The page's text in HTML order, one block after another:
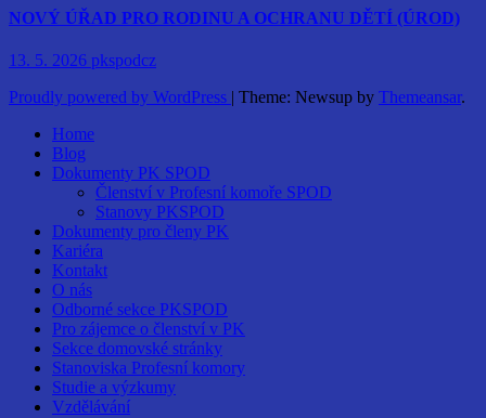
NOVÝ ÚŘAD PRO RODINU A OCHRANU DĚTÍ (ÚROD)
13. 5. 2026 pkspodcz
Proudly powered by WordPress | Theme: Newsup by Themeansar.
Home
Blog
Dokumenty PK SPOD
Členství v Profesní komoře SPOD
Stanovy PKSPOD
Dokumenty pro členy PK
Kariéra
Kontakt
O nás
Odborné sekce PKSPOD
Pro zájemce o členství v PK
Sekce domovské stránky
Stanoviska Profesní komory
Studie a výzkumy
Vzdělávání